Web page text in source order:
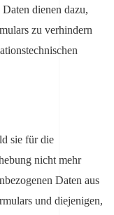
dienen dazu,
zu verhindern
sie für die
nicht mehr
Daten aus
und diejenigen,